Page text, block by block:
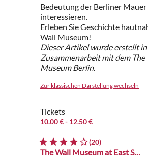
Bedeutung der Berliner Mauer
interessieren.
Erleben Sie Geschichte
Wall Museum!
Dieser Artikel wurde erstellt in
Zusammenarbeit mit dem The
Museum Berlin.
Zur klassischen Darstellung wechseln
Tickets
10.00 €- 12.50 €
(20)
The Wall Museum at East Side Gallery